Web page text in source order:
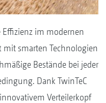
im modernen
mit smarten Technologien
Bestände bei jeder
Dank TwinTeC
Verteilerkopf